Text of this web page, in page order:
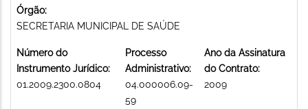
Órgão:
SECRETARIA MUNICIPAL DE SAÚDE
Número do
Instrumento Jurídico:
01.2009.2300.0804
Processo
Administrativo:
04.000006.09-
59
Ano da Assinatura
do Contrato:
2009